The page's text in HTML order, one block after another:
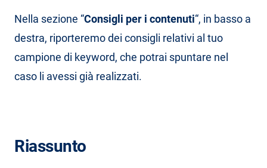
Nella sezione “Consigli per i contenuti“, in basso a
destra, riporteremo dei consigli relativi al tuo
campione di keyword, che potrai spuntare nel
caso li avessi già realizzati.
Riassunto